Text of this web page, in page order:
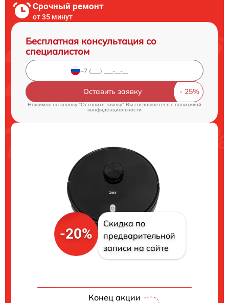
Срочный ремонт
от 35 минут
Бесплатная консультация со
специалистом
Оставить заявку
Нажимая на кнопку "Оставить заявку" Вы соглашаетесь cполитикой
конфиденциальности
-20%
Скидка по
предварительной
записи на сайте
Конец акции